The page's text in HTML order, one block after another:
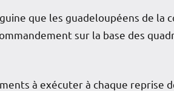
que les guadeloupéens de la
sur la base des
à exécuter à chaque reprise